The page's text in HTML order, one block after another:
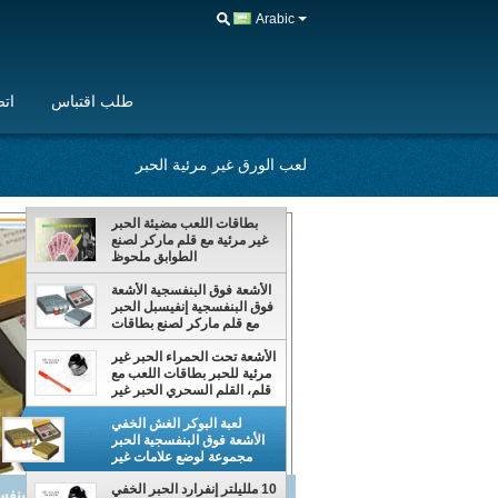
Arabic
طلب اقتباس
لعب الورق غير مرئية الحبر
بطاقات اللعب مضيئة الحبر
غير مرئية مع قلم ماركر لصنع
الطوابق ملحوظ
الأشعة فوق البنفسجية الأشعة
فوق البنفسجية إنفيسبل الحبر
مع قلم ماركر لصنع بطاقات
ملحوظ 10ML
الأشعة تحت الحمراء الحبر غير
مرئية للحبر بطاقات اللعب مع
قلم، القلم السحري الحبر غير
مرئية
لعبة البوكر الغش الخفي
الأشعة فوق البنفسجية الحبر
مجموعة لوضع علامات غير
مرئية أوراق اللعب
10 ملليلتر إنفرارد الحبر الخفي